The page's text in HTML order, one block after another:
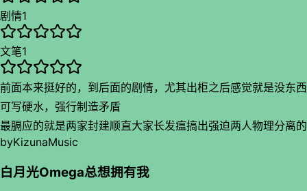
觉，属于全是感情类文章把脑子丢掉看爽是爽了但是意识还是会
看着看着发呆的文，真是看得我又好看又难受
剧情1
文笔1
前面本来挺好的，到后面的剧情，尤其出柜之后感觉就是没东西
可写硬水，强行制造矛盾
最膈应的就是两家封建顺直大家长发瘟搞出强迫两人物理分离的
弱智操作之后，作者还要写一堆家有儿女父母慈儿女孝的戏码，
主角两位还感谢起父母把她们分开的决定，说是眼界开阔了才让
感情更深了云云，在我看来完全就是父母辈不尊重子代想法，纯
byKizunaMusic
白月光Omega总想拥有我